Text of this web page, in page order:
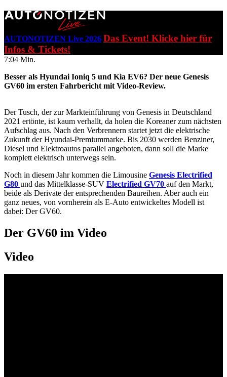
AUTONOTIZEN Live 2026 Das Event! Klicke hier für
Infos & Tickets!
7:04 Min.
Besser als Hyundai Ioniq 5 und Kia EV6? Der neue Genesis
GV60 im ersten Fahrbericht mit Video-Review.
Der Tusch, der zur Markteinführung von Genesis in Deutschland
2021 ertönte, ist kaum verhallt, da holen die Koreaner zum nächsten
Aufschlag aus. Nach den Verbrennern startet jetzt die elektrische
Zukunft der Hyundai-Premiummarke. Bis 2030 werden Benziner,
Diesel und Elektroautos parallel angeboten, dann soll die Marke
komplett elektrisch unterwegs sein.
Noch in diesem Jahr kommen die Limousine Genesis Electrified
G80 und das Mittelklasse-SUV Electrified GV70 auf den Markt,
beide als Derivate der entsprechenden Baureihen. Aber auch ein
ganz neues, von vornherein als E-Auto entwickeltes Modell ist
dabei: Der GV60.
Der GV60 im Video
Video